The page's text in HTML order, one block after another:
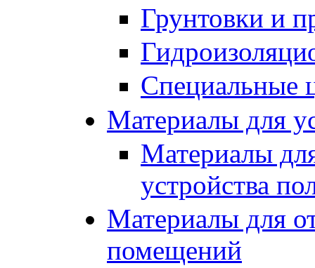
Грунтовки и
Специальные
Материалы для
Материалы
устройства
Материалы для
помещений